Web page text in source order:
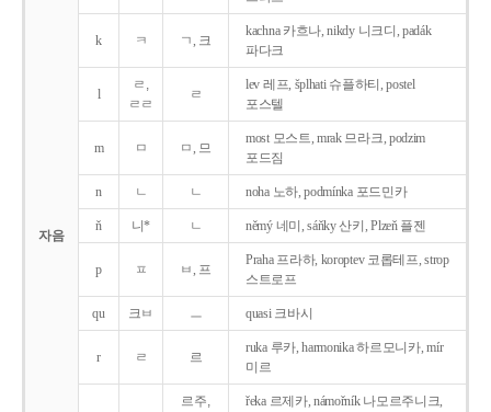
자음
k ㅋ ㄱ, 크
kachna 카흐나, nikdy 니크디, padák
파다크
l
ㄹ,
ㄹㄹ
ㄹ
lev 레프, šplhati 슈플하티, postel
포스텔
m ㅁ ㅁ, 므
most 모스트, mrak 므라크, podzim
포드짐
n ㄴ ㄴ noha 노하, podmínka 포드민카
ň 니* ㄴ němý 네미, sáňky 산키, Plzeň 플젠
p ㅍ ㅂ, 프
Praha 프라하, koroptev 코롭테프, strop
스트로프
qu 크ㅂ ㅡ quasi 크바시
r ㄹ 르
ruka 루카, harmonika 하르모니카, mír
미르
르주,
řeka 르제카, námořník 나모르주니크,